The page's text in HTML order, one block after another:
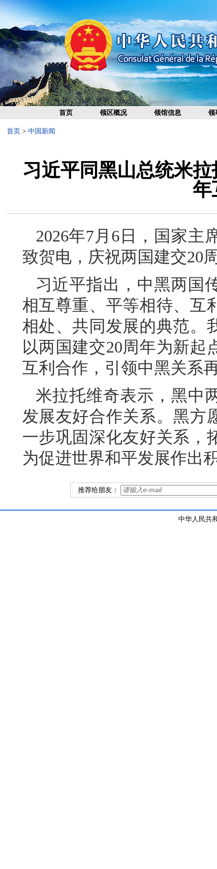
首页 领区概况 领馆信息 领
首页 > 中国新闻
习近平同黑山总统米
年
2026年7月6日，国家主
致贺电，庆祝两国建交20
习近平指出，中黑两国
相互尊重、平等相待、互
相处、共同发展的典范。
以两国建交20周年为新起
互利合作，引领中黑关系
米拉托维奇表示，黑中
发展友好合作关系。黑方
一步巩固深化友好关系，
为促进世界和平发展作出
推荐给朋友：
中华人民共